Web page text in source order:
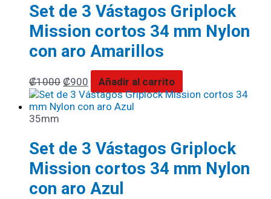
Set de 3 Vástagos Griplock
Mission cortos 34 mm Nylon
con aro Amarillos
₡1000 ₡900 Añadir al carrito
35mm
Set de 3 Vástagos Griplock
Mission cortos 34 mm Nylon
con aro Azul